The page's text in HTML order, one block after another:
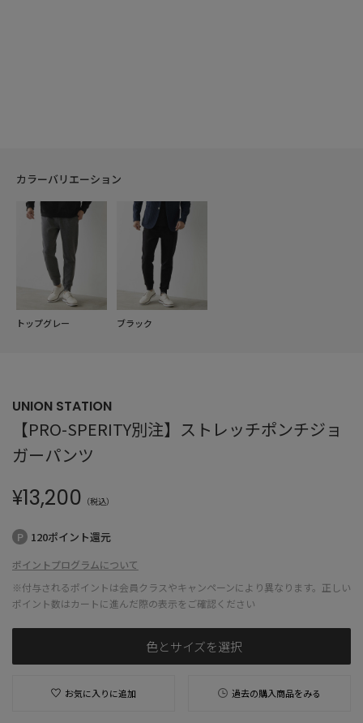
カラーバリエーション
トップグレー ブラック
UNION STATION
【PRO-SPERITY別注】ストレッチポンチジョ
ガーパンツ
¥13,200 （税込）
120ポイント還元
ポイントプログラムについて
※付与されるポイントは会員クラスやキャンペーンにより異なります。正しい
ポイント数はカートに進んだ際の表示をご確認ください
色とサイズを選択
お気に入りに追加 過去の購入商品をみる